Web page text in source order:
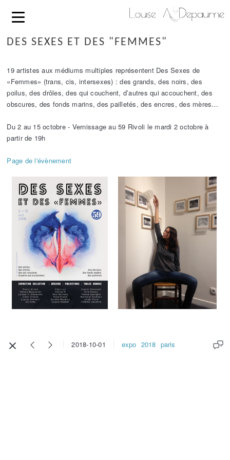
DES SEXES ET DES "FEMMES"
19 artistes aux médiums multiples représentent Des Sexes de
«Femmes» (trans, cis, intersexes) : des grands, des noirs, des
poilus, des drôles, des qui couchent, d’autres qui accouchent, des
obscures, des fonds marins, des pailletés, des encres, des mères…
Du 2 au 15 octobre - Vernissage au 59 Rivoli le mardi 2 octobre à
partir de 19h
Page de l'évènement
2018-10-01 expo 2018 paris